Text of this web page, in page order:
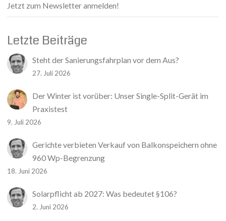
Jetzt zum Newsletter anmelden!
Letzte Beiträge
Steht der Sanierungsfahrplan vor dem Aus?
27. Juli 2026
Der Winter ist vorüber: Unser Single-Split-Gerät im
Praxistest
9. Juli 2026
Gerichte verbieten Verkauf von Balkonspeichern ohne
960 Wp-Begrenzung
18. Juni 2026
Solarpflicht ab 2027: Was bedeutet §106?
2. Juni 2026